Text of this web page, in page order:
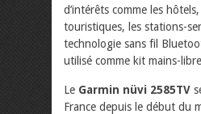
d’intérêts comme les
touristiques, les stations-
technologie sans fil
utilisé comme kit mains-
Le Garmin nüvi 2585TV
France depuis le début du